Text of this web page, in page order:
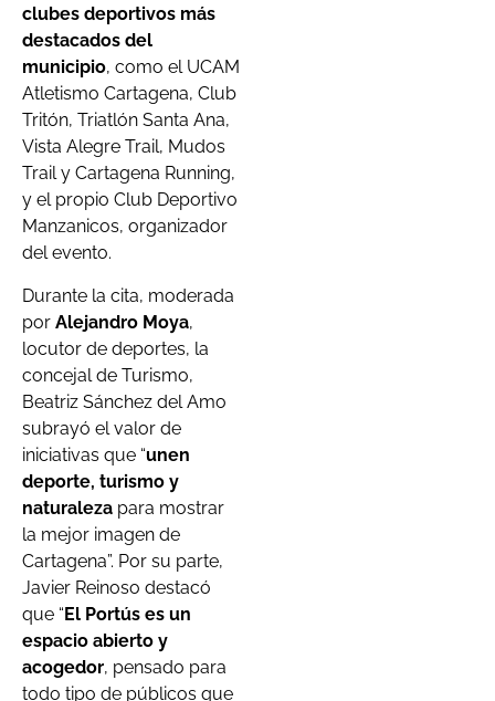
clubes deportivos más
destacados del
municipio, como el UCAM
Atletismo Cartagena, Club
Tritón, Triatlón Santa Ana,
Vista Alegre Trail, Mudos
Trail y Cartagena Running,
y el propio Club Deportivo
Manzanicos, organizador
del evento.
Durante la cita, moderada
por Alejandro Moya,
locutor de deportes, la
concejal de Turismo,
Beatriz Sánchez del Amo
subrayó el valor de
iniciativas que “unen
deporte, turismo y
naturaleza para mostrar
la mejor imagen de
Cartagena”. Por su parte,
Javier Reinoso destacó
que “El Portús es un
espacio abierto y
acogedor, pensado para
todo tipo de públicos que